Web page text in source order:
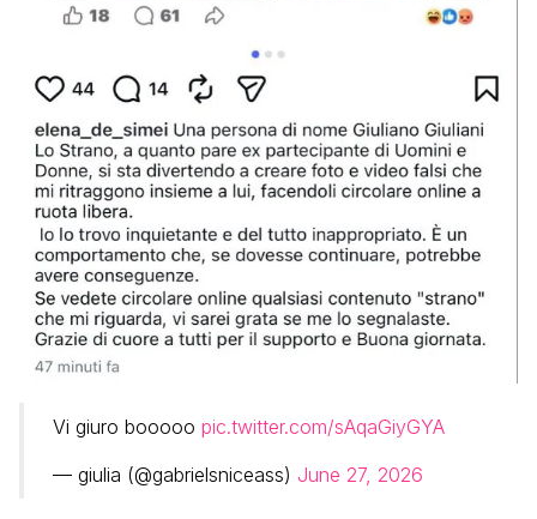
Vi giuro booooo pic.twitter.com/sAqaGiyGYA
— giulia (@gabrielsniceass) June 27, 2026